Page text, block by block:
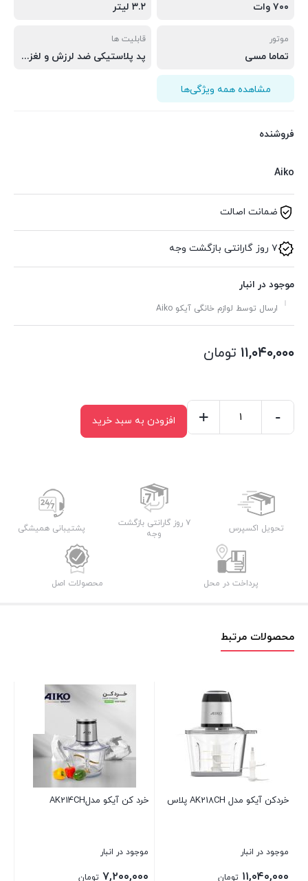
۷۰۰ وات ۳.۲ لیتر
موتور
تماما مسی
قابلیت ها
پد پلاستیکی ضد لرزش و لغزش، دارای تیغه استیل ضد زنگ اضافه، دارای ظرف شیشه ای و ظرف استیل اضافه
مشاهده همه ویژگی‌ها
فروشنده
Aiko
ضمانت اصالت
۷ روز گارانتی بازگشت وجه
موجود در انبار
ارسال توسط لوازم خانگی آیکو Aiko
۱۱,۰۴۰,۰۰۰ تومان
-
+ افزودن به سبد خرید
تحویل اکسپرس
۷ روز گارانتی بازگشت
وجه
پشتیبانی همیشگی
پرداخت در محل محصولات اصل
محصولات مرتبط
خرد کن آیکو مدلAK214CH
۷,۲۰۰,۰۰۰
خردکن آیکو مدل AK652CH
۹,۴۴۰,۰۰۰